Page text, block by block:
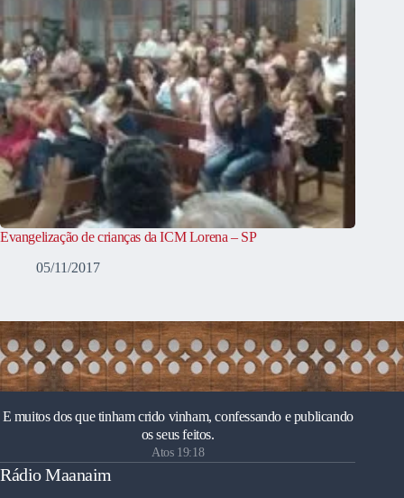
Evangelização de crianças da ICM Lorena – SP
05/11/2017
E muitos dos que tinham crido vinham, confessando e publicando
os seus feitos.
Atos 19:18
Rádio Maanaim